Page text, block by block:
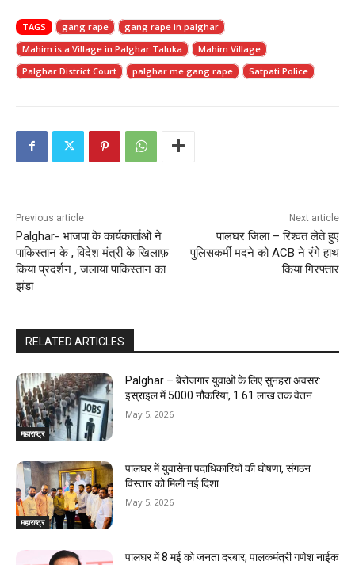
TAGS gang rape
gang rape in palghar
Mahim is a Village in Palghar Taluka
Mahim Village
Palghar District Court
palghar me gang rape Satpati Police
Previous article
Palghar- भाजपा के कार्यकार्ताओ ने
पाकिस्तान के , विदेश मंत्री के खिलाफ़
किया प्रदर्शन , जलाया पाकिस्तान का
झंडा
Next article
पालघर जिला – रिश्वत लेते हुए
पुलिसकर्मी मदने को ACB ने रंगे हाथ
किया गिरफ्तार
RELATED ARTICLES
महाराष्ट्र
Palghar – बेरोजगार युवाओं के लिए सुनहरा अवसर:
इस्राइल में 5000 नौकरियां, ₹1.61 लाख तक वेतन
May 5, 2026
महाराष्ट्र
पालघर में युवासेना पदाधिकारियों की घोषणा, संगठन
विस्तार को मिली नई दिशा
May 5, 2026
पालघर में 8 मई को जनता दरबार, पालकमंत्री गणेश नाईक